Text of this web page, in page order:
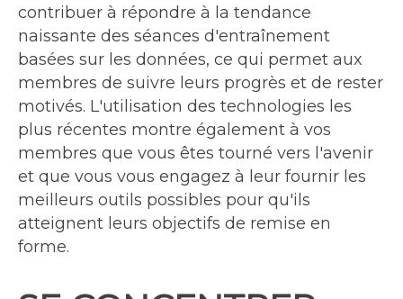
contribuer à répondre à la tendance
naissante des séances d'entraînement
basées sur les données, ce qui permet aux
membres de suivre leurs progrès et de rester
motivés. L'utilisation des technologies les
plus récentes montre également à vos
membres que vous êtes tourné vers l'avenir
et que vous vous engagez à leur fournir les
meilleurs outils possibles pour qu'ils
atteignent leurs objectifs de remise en
forme.